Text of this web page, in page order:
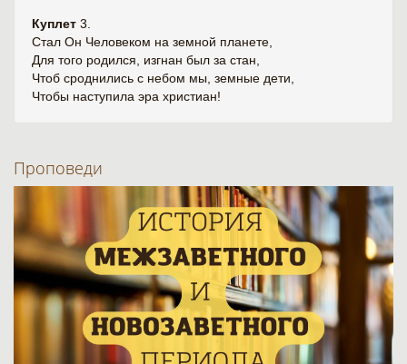
Куплет 3.
Стал Он Человеком на земной планете,
Для того родился, изгнан был за стан,
Чтоб сроднились с небом мы, земные дети,
Чтобы наступила эра христиан!
Проповеди